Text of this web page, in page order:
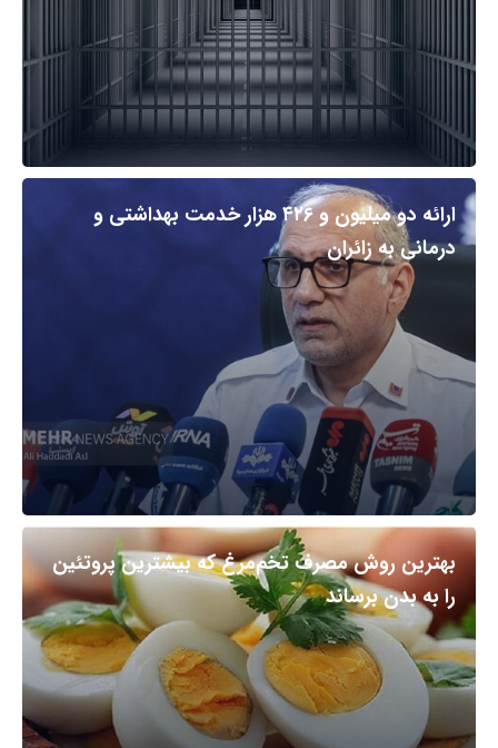
ارائه دو میلیون و ۴۲۶ هزار خدمت بهداشتی و
درمانی به زائران
بهترین روش مصرف تخم‌مرغ که بیشترین پروتئین
را به بدن برساند